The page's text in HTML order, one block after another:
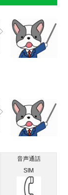
音声通話
SIM